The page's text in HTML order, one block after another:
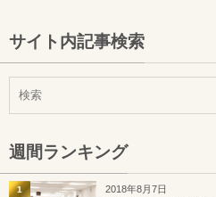
サイト内記事検索
週間ランキング
2018年8月7日
1